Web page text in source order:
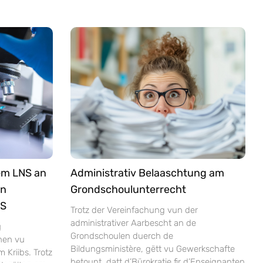
LNS an
vu
Kriibs. Trotz
Administrativ Belaaschtung am
Grondschoulunterrecht
Trotz der Vereinfachung vun der
administrativer Aarbescht an de
Grondschoulen duerch de
Bildungsministère, gëtt vu Gewerkschafte